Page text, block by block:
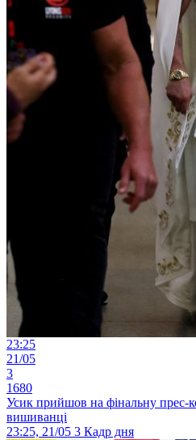
23:25
21/05
3
1680
Усик прийшов на фінальну прес-
вишиванці
23:25, 21/05 3 Кадр дня